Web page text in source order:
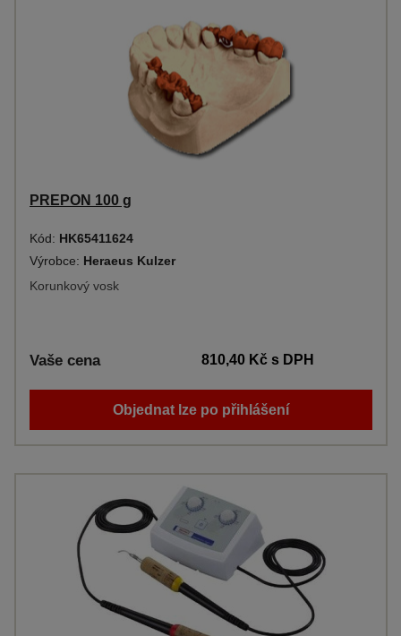
PREPON 100 g
Kód: HK65411624
Výrobce: Heraeus Kulzer
Korunkový vosk
Vaše cena 810,40 Kčs DPH
Objednat lze po přihlášení